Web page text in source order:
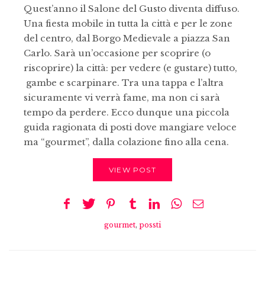
Quest’anno il Salone del Gusto diventa diffuso.
Una fiesta mobile in tutta la città e per le zone
del centro, dal Borgo Medievale a piazza San
Carlo. Sarà un’occasione per scoprire (o
riscoprire) la città: per vedere (e gustare) tutto,
gambe e scarpinare. Tra una tappa e l’altra
sicuramente vi verrà fame, ma non ci sarà
tempo da perdere. Ecco dunque una piccola
guida ragionata di posti dove mangiare veloce
ma “gourmet”, dalla colazione fino alla cena.
VIEW POST
gourmet, possti